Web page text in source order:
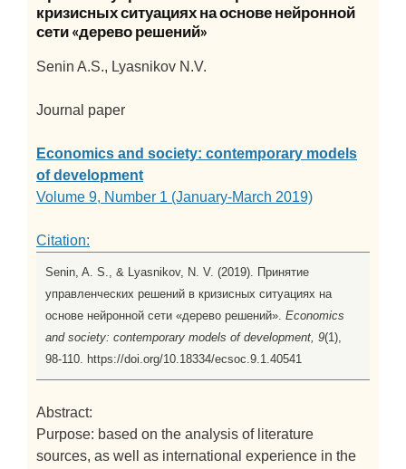
кризисных ситуациях на основе нейронной
сети «дерево решений»
Senin A.S., Lyasnikov N.V.
Journal paper
Economics and society: contemporary models
of development
Volume 9, Number 1 (January-March 2019)
Citation:
Senin, A. S., & Lyasnikov, N. V. (2019). Принятие
управленческих решений в кризисных ситуациях на
основе нейронной сети «дерево решений». Economics
and society: contemporary models of development, 9(1),
98-110. https://doi.org/10.18334/ecsoc.9.1.40541
Abstract:
Purpose: based on the analysis of literature
sources, as well as international experience in the